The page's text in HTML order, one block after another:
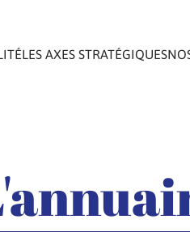
LES AXES STRATÉGIQUES